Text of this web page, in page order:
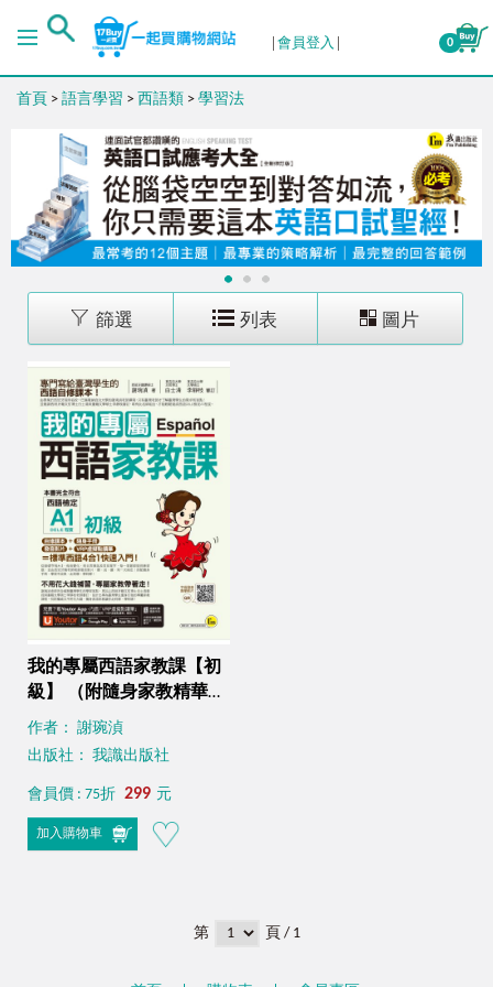
排序
出版日期 (舊→新)
銷售量 (高→低)
銷售量 (低→高)
會員登入 0
首頁 > 語言學習 > 西語類 > 學習法
1 2 3
篩選 列表 圖片
我的專屬西語家教課【初
級】 （附隨身家教精華手
冊＋發音影片＋「Youtor
App」內含VRP虛擬點讀
作者： 謝琬湞
出版社： 我識出版社
會員價 : 75折 299 元
加入購物車
第 頁 / 1